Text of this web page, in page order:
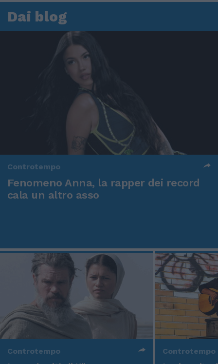
Dai blog
Controtempo
Fenomeno Anna, la rapper dei record
cala un altro asso
Controtempo Controtempo